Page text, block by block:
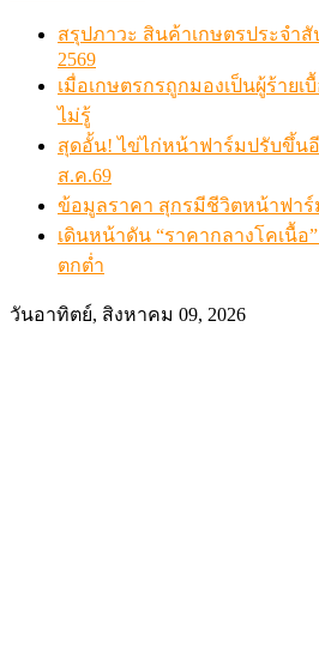
สรุปภาวะ สินค้าเกษตรประจำ
2569
เมื่อเกษตรกรถูกมองเป็นผู้ร้าย
ไม่รู้
สุดอั้น! ไข่ไก่หน้าฟาร์มปรับขึ้นอี
ส.ค.69
ข้อมูลราคา สุกรมีชีวิตหน้าฟาร์
เดินหน้าดัน “ราคากลางโคเนื้
ตกต่ำ
วันอาทิตย์, สิงหาคม 09, 2026